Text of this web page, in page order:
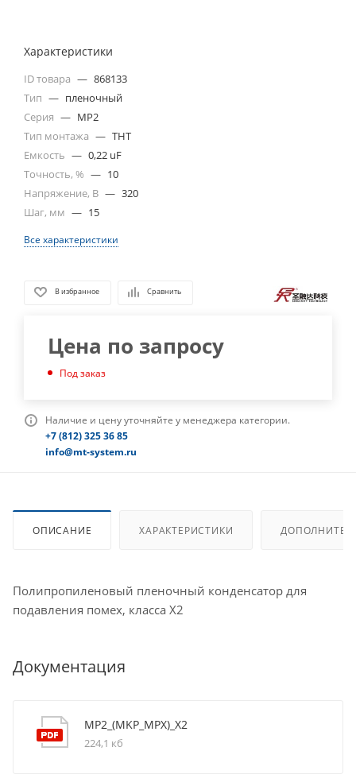
Характеристики
ID товара — 868133
Тип — пленочный
Серия — MP2
Тип монтажа — THT
Емкость — 0,22 uF
Точность, % — 10
Напряжение, В — 320
Шаг, мм — 15
Все характеристики
В избранное Сравнить
Цена по запросу
Под заказ
Наличие и цену уточняйте у менеджера категории.
+7 (812) 325 36 85
info@mt-system.ru
ОПИСАНИЕ ХАРАКТЕРИСТИКИ
Полипропиленовый пленочный конденсатор для
подавления помех, класса X2
Документация
MP2_(MKP_MPX)_X2
224,1 кб